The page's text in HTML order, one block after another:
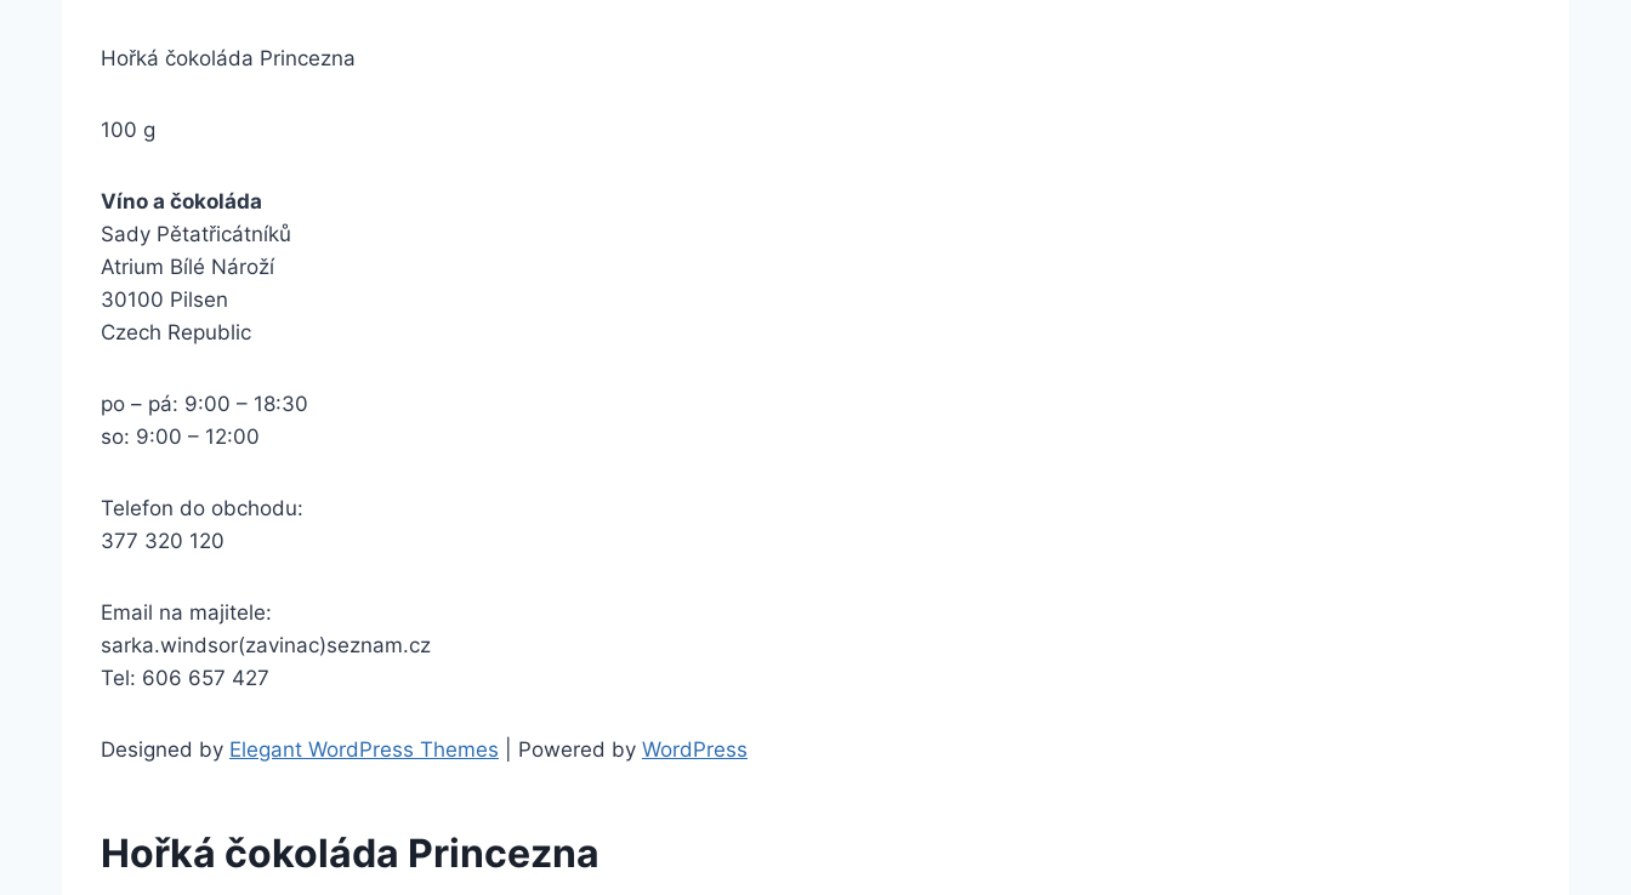
Hořká čokoláda Princezna
100 g
Víno a čokoláda
Sady Pětatřicátníků
Atrium Bílé Nároží
30100 Pilsen
Czech Republic
po – pá: 9:00 – 18:30
so: 9:00 – 12:00
Telefon do obchodu:
377 320 120
Email na majitele:
sarka.windsor(zavinac)seznam.cz
Tel: 606 657 427
Designed by Elegant WordPress Themes | Powered by WordPress
Hořká čokoláda Princezna